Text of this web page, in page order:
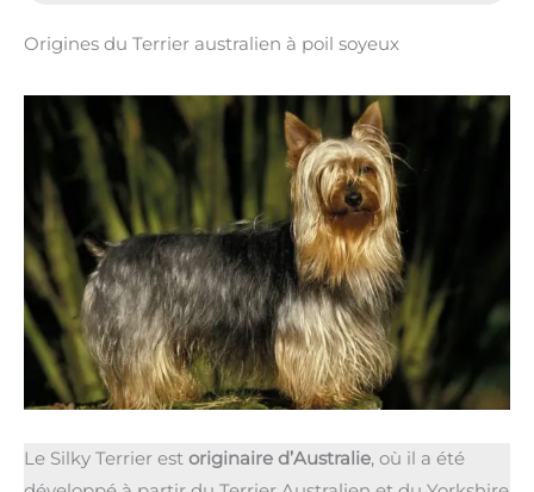
Origines du Terrier australien à poil soyeux
Le Silky Terrier est originaire d’Australie, où il a été